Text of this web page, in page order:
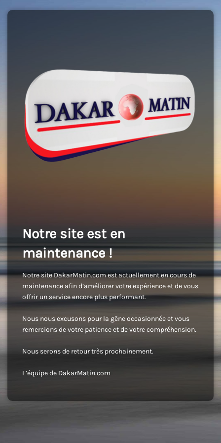
Notre site est en
maintenance !
Notre site DakarMatin.com est actuellement en cours de
maintenance afin d’améliorer votre expérience et de vous
offrir un service encore plus performant.
Nous nous excusons pour la gêne occasionnée et vous
remercions de votre patience et de votre compréhension.
Nous serons de retour très prochainement.
L’équipe de DakarMatin.com